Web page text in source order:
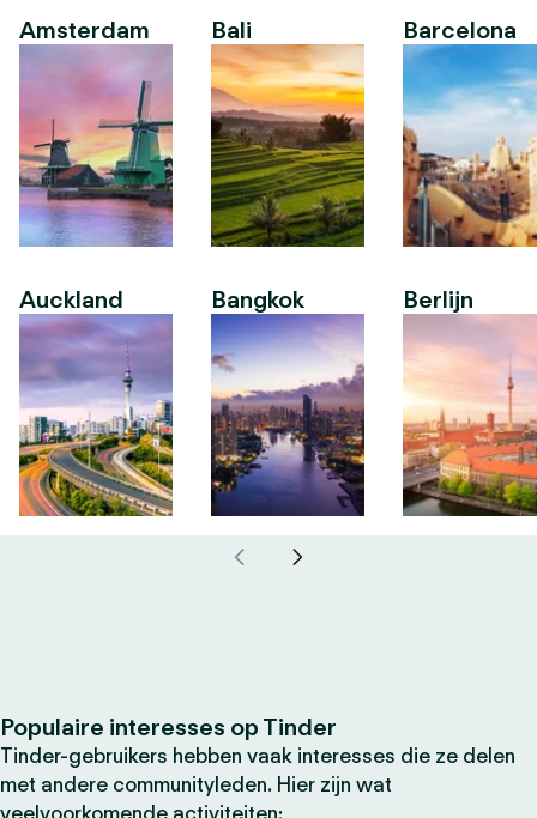
Amsterdam
Auckland
Bali
Bangkok
Barcelona
Berlijn
Populaire interesses op Tinder
Tinder-gebruikers hebben vaak interesses die ze delen
met andere communityleden. Hier zijn wat
veelvoorkomende activiteiten: